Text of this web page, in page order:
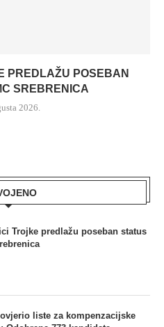
PREDLAŽU POSEBAN
SREBRENICA
2026.
Trojke predlažu poseban status
liste za kompenzacijske